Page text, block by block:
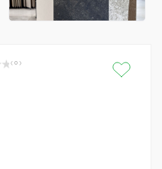
( 0 )